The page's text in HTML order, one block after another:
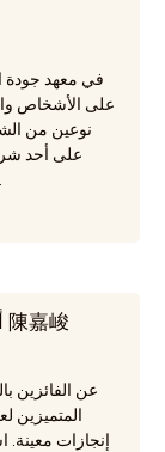
في معهد جودة
على الأشخاص
نوعين من
على أحد
أضواء على المدرب المتميز: دامون تشين 陳嘉峻
إنجازات